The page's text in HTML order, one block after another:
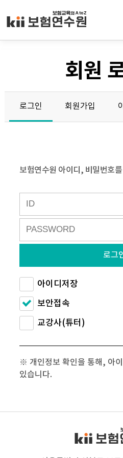
회원
로그인 회원가입
보험연수원 아이디, 비밀번호
로그
아이디저장
보안접속
교강사(튜터)
※ 개인정보 확인을 통해, 아
있습니다.